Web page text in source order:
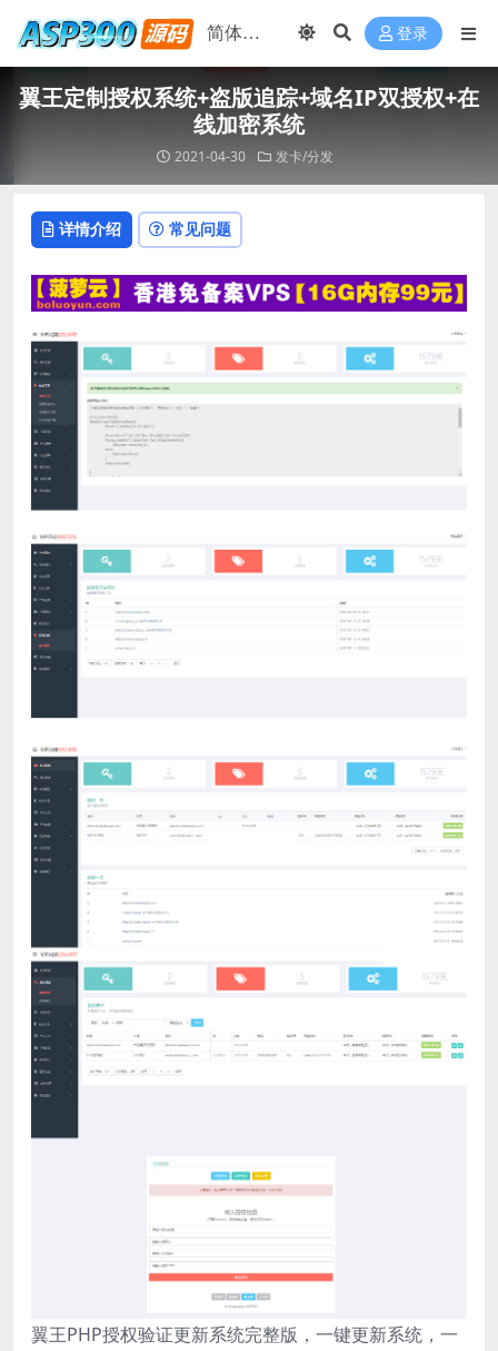
登录
翼王定制授权系统+盗版追踪+域名IP双授权+在
线加密系统
2021-04-30 发卡/分发
详情介绍 常见问题
翼王PHP授权验证更新系统完整版，一键更新系统，一